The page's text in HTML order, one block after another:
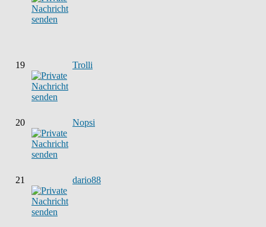
19 Trolli
20 Nopsi
21 dario88